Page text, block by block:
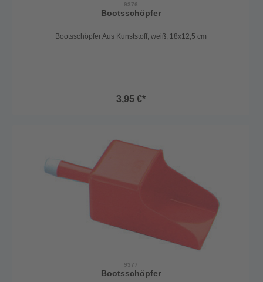
9376
Bootsschöpfer
Bootsschöpfer Aus Kunststoff, weiß, 18x12,5 cm
3,95 €*
9377
Bootsschöpfer